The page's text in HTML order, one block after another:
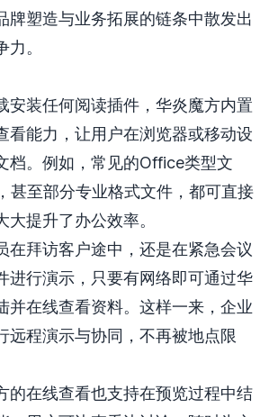
牌塑造与业务拓展的链条中散发出
。
安装任何阅读插件，华炎魔方内置
看能力，让用户在浏览器或移动设
档。例如，常见的Office类型文
甚至部分专业格式文件，都可直接
大提升了办公效率。
在拜访客户途中，还是在紧急会议
进行演示，只要有网络即可通过华
并在线查看资料。这样一来，企业
远程演示与协同，不再被地点限
的在线查看也支持在预览过程中结